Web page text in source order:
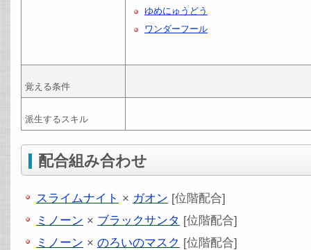
ゆめにゅうどう
ワンダーフール
覚える条件
派生するスキル
配合組み合わせ
スライムナイト × ガオン [位階配合]
ミノーン × ブラックサンタ [位階配合]
ミノーン × のろいのマスク [位階配合]